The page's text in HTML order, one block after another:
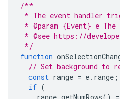
/**
* The event handler
* @param {Event} e The
* @see https://
*/
function
// Set background to
const range = e. range ;
if (